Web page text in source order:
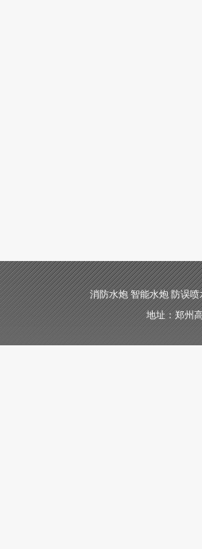
消防水炮 智能水炮 防误
地址：郑州